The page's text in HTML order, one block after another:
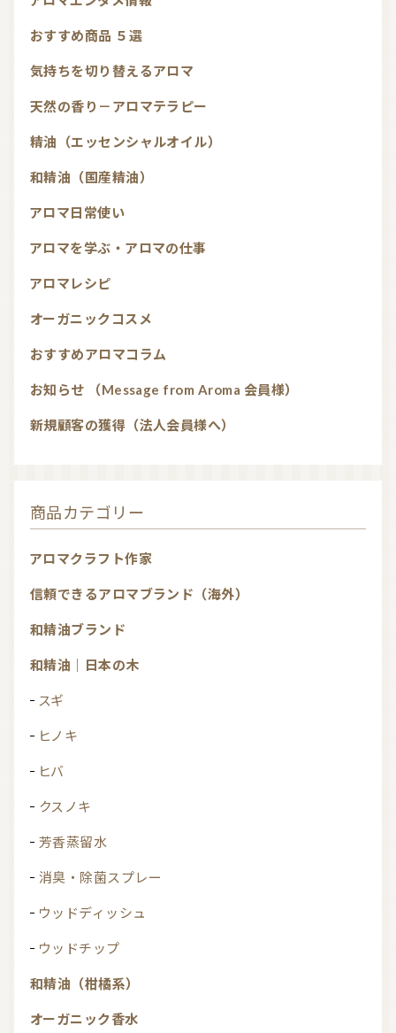
おすすめ商品 ５選
気持ちを切り替えるアロマ
天然の香り－アロマテラピー
精油（エッセンシャルオイル）
和精油（国産精油）
アロマ日常使い
アロマを学ぶ・アロマの仕事
アロマレシピ
オーガニックコスメ
おすすめアロマコラム
お知らせ （Message from Aroma 会員様）
新規顧客の獲得（法人会員様へ）
商品カテゴリー
アロマクラフト作家
信頼できるアロマブランド（海外）
和精油ブランド
和精油｜日本の木
スギ
ヒノキ
ヒバ
クスノキ
芳香蒸留水
消臭・除菌スプレー
ウッドディッシュ
ウッドチップ
和精油（柑橘系）
オーガニック香水